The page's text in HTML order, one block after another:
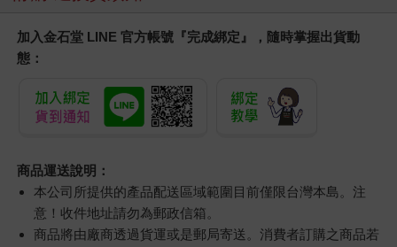
加入金石堂 LINE 官方帳號『完成綁定』，隨時掌握出貨動
態：
商品運送說明：
本公司所提供的產品配送區域範圍目前僅限台灣本島。注
意！收件地址請勿為郵政信箱。
商品將由廠商透過貨運或是郵局寄送。消費者訂購之商品若